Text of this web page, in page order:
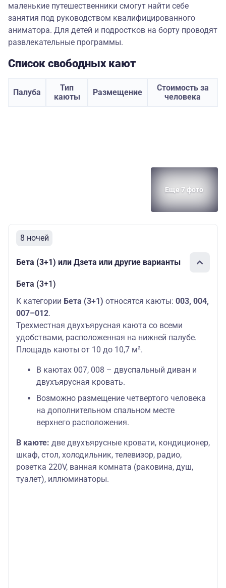
маленькие путешественники смогут найти себе
занятия под руководством квалифицированного
аниматора. Для детей и подростков на борту проводят
развлекательные программы.
Список свободных кают
Палуба
Тип
каюты
Размещение
Стоимость за
человека
Еще 7 фото
8 ночей
Бета (3+1) или Дзета или другие варианты
Бета (3+1)
К категории Бета (3+1) относятся каюты: 003, 004,
007–012.
Трехместная двухъярусная каюта со всеми
удобствами, расположенная на нижней палубе.
Площадь каюты от 10 до 10,7 м².
В каютах 007, 008 – двуспальный диван и
двухъярусная кровать.
Возможно размещение четвертого человека
на дополнительном спальном месте
верхнего расположения.
В каюте: две двухъярусные кровати, кондиционер,
шкаф, стол, холодильник, телевизор, радио,
розетка 220V, ванная комната (раковина, душ,
туалет), иллюминаторы.